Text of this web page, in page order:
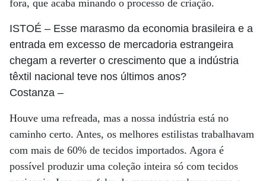
fora, que acaba minando o processo de criação.
ISTOÉ – Esse marasmo da economia brasileira e a
entrada em excesso de mercadoria estrangeira
chegam a reverter o crescimento que a indústria
têxtil nacional teve nos últimos anos?
Costanza –
Houve uma refreada, mas a nossa indústria está no
caminho certo. Antes, os melhores estilistas trabalhavam
com mais de 60% de tecidos importados. Agora é
possível produzir uma coleção inteira só com tecidos